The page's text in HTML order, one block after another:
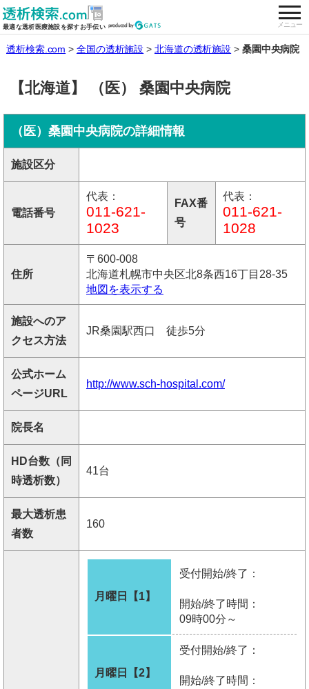
最適な透析医療施設を探すお手伝い メニュー
全国の透析施設を検索する
透析検索.com 全国の透析施設 北海道の透析施設 桑園中央病院
【北海道】 （医） 桑園中央病院
（医）桑園中央病院の詳細情報
施設区分
電話番号
代表：
011-621-
1023
FAX番
号
代表：
011-621-
1028
住所
〒600-008
北海道札幌市中央区北8条西16丁目28-35
地図を表示する
施設へのア
クセス方法
JR桑園駅西口 徒歩5分
公式ホーム
ページURL
http://www.sch-hospital.com/
院長名
HD台数（同
時透析数）
41台
最大透析患
者数
160
月曜日【1】
受付開始/終了：
開始/終了時間：
09時00分～
月曜日【2】
受付開始/終了：
開始/終了時間：